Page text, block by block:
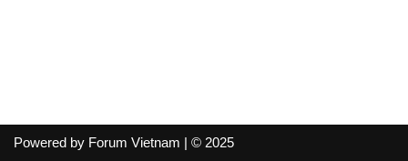
Powered by Forum Vietnam | © 2025